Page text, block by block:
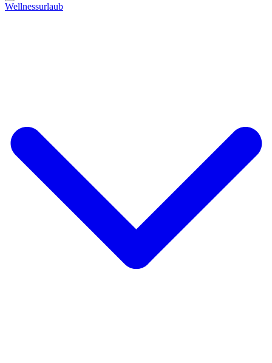
Wellnessurlaub